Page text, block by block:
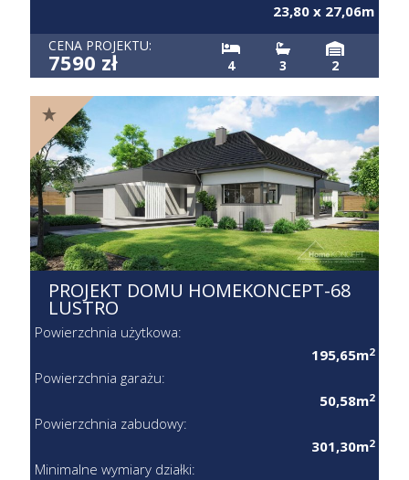
23,80 x 27,06m
CENA PROJEKTU:
7590 zł 4 3 2
PROJEKT DOMU HOMEKONCEPT-68
LUSTRO
Powierzchnia użytkowa:
195,65m2
Powierzchnia garażu:
50,58m2
Powierzchnia zabudowy:
301,30m2
Minimalne wymiary działki: